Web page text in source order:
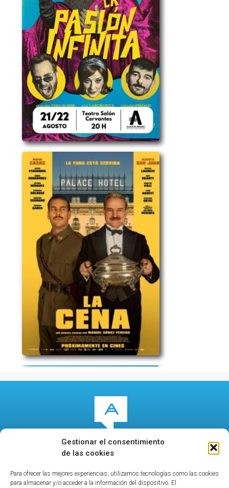
Gestionar el consentimiento
de las cookies
Para ofrecer las mejores experiencias, utilizamos tecnologías como las cookies
para almacenar y/o acceder a la información del dispositivo. El
© 2026culturalcala.es|Concejalía de Cultura|